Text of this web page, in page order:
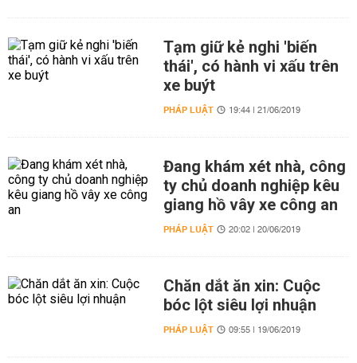
Tạm giữ kẻ nghi 'biến
thái', có hành vi xấu trên
xe buýt
PHÁP LUẬT 19:44 | 21/06/2019
Đang khám xét nhà, công
ty chủ doanh nghiệp kêu
giang hồ vây xe công an
PHÁP LUẬT 20:02 | 20/06/2019
Chăn dắt ăn xin: Cuộc
bóc lột siêu lợi nhuận
PHÁP LUẬT 09:55 | 19/06/2019